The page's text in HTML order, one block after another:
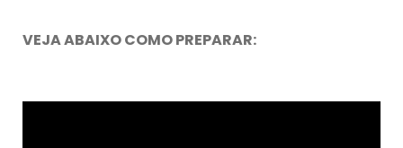
VEJA ABAIXO COMO PREPARAR: